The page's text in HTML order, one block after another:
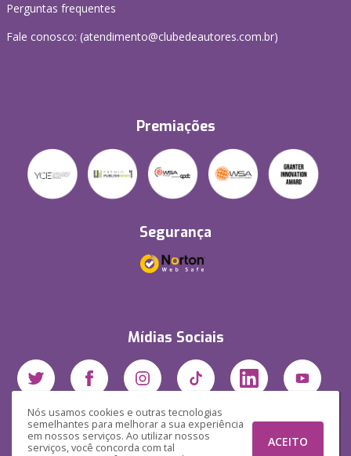
Nós usamos cookies e outras tecnologias
semelhantes para melhorar a sua experiência
em nossos serviços. Ao utilizar nossos
serviços, você concorda com tal
ACEITO
Perguntas frequentes
Fale conosco: (atendimento@clubedeautores.com.br)
Premiações
Segurança
Mídias Sociais